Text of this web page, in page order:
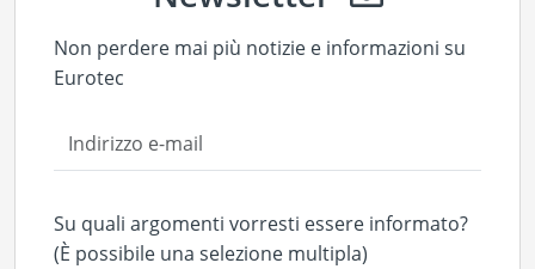
Non perdere mai più notizie e informazioni su
Eurotec
Su quali argomenti vorresti essere informato?
(È possibile una selezione multipla)